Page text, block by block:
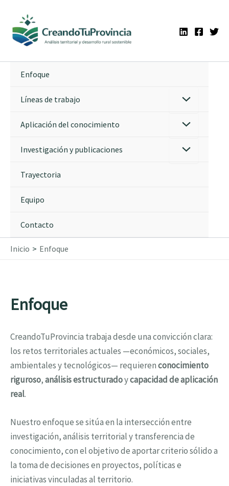
contenido
Enfoque
Líneas de trabajo
Aplicación del conocimiento
Investigación y publicaciones
Trayectoria
Equipo
Contacto
Inicio Enfoque
Enfoque
CreandoTuProvincia trabaja desde una convicción clara:
los retos territoriales actuales —económicos, sociales,
ambientales y tecnológicos— requierenconocimiento
riguroso,análisis estructuradoycapacidad de aplicación
real.
Nuestro enfoque se sitúa en la intersección entre
investigación, análisis territorial y transferencia de
conocimiento, con el objetivo de aportar criterio sólido a
la toma de decisiones en proyectos, políticas e
iniciativas vinculadas al territorio.